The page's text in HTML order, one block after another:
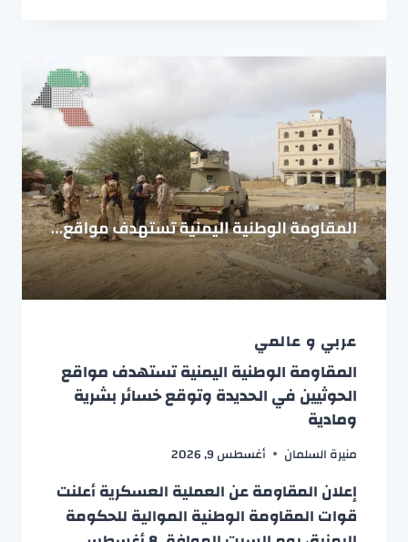
عربي و عالمي
المقاومة الوطنية اليمنية تستهدف مواقع
الحوثيين في الحديدة وتوقع خسائر بشرية
ومادية
منيرة السلمان أغسطس 9, 2026
إعلان المقاومة عن العملية العسكرية أعلنت
قوات المقاومة الوطنية الموالية للحكومة